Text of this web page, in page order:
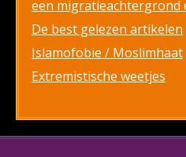
een migratieachtergrond
De best gelezen artikelen
Islamofobie / Moslimhaat
Extremistische weetjes